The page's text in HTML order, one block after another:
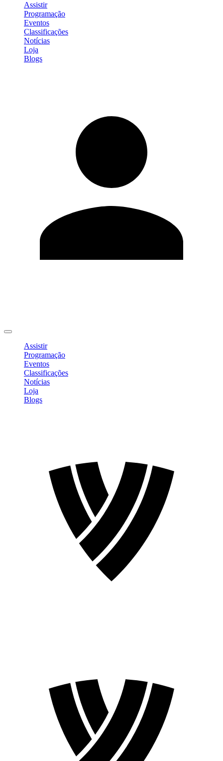
Assistir
Programação
Eventos
Classificações
Notícias
Loja
Blogs
Assistir
Programação
Eventos
Classificações
Notícias
Loja
Blogs